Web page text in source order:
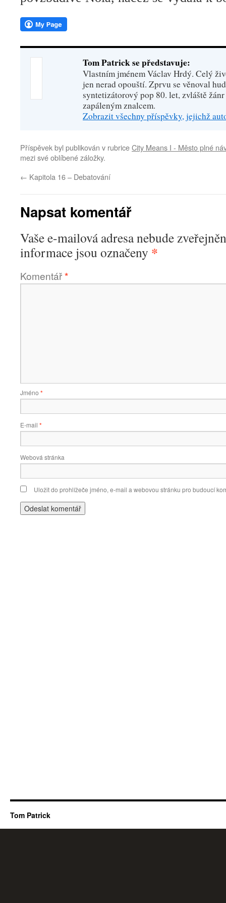
Tom Patrick se představuje:
Vlastním jménem Václav Hrdý. Celý
jen nerad opouští. Zprvu se věnoval
syntetizátorový pop 80. let, zvláště
zapáleným znalcem.
Zobrazit všechny příspěvky, jejichž
Příspěvek byl publikován v rubriceCity Means I - Město plné
mezi své oblíbené záložky.
← Kapitola 16 – Debatování
Napsat komentář
Vaše e-mailová adresa nebude
informace jsou označeny *
Komentář*
Jméno *
E-mail *
Webová stránka
Uložit do prohlížeče jméno, e-mail a webovou stránku pro budoucí
Tom Patrick